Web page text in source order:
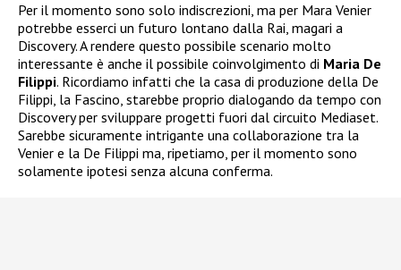
Per il momento sono solo indiscrezioni, ma per Mara Venier
potrebbe esserci un futuro lontano dalla Rai, magari a
Discovery. A rendere questo possibile scenario molto
interessante è anche il possibile coinvolgimento di Maria De
Filippi. Ricordiamo infatti che la casa di produzione della De
Filippi, la Fascino, starebbe proprio dialogando da tempo con
Discovery per sviluppare progetti fuori dal circuito Mediaset.
Sarebbe sicuramente intrigante una collaborazione tra la
Venier e la De Filippi ma, ripetiamo, per il momento sono
solamente ipotesi senza alcuna conferma.